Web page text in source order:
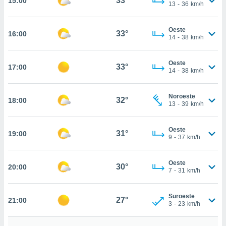
sean
se
ni para
web a
13 - 36 km/h
16:00 33°
Oeste
14 - 38 km/h
17:00 33°
Oeste
14 - 38 km/h
18:00 32°
Noroeste
13 - 39 km/h
19:00 31°
Oeste
9 - 37 km/h
20:00 30°
Oeste
7 - 31 km/h
21:00 27°
Suroeste
3 - 23 km/h